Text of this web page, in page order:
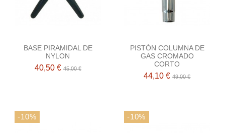
BASE PIRAMIDAL DE
NYLON
40,50 €45,00 €
PISTÓN COLUMNA DE
GAS CROMADO
CORTO
44,10 €49,00 €
-10% -10%